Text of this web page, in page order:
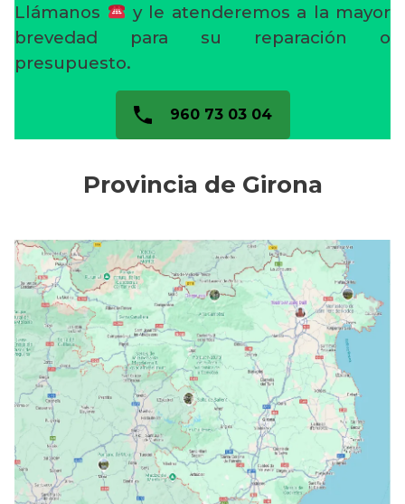
Llámanos
y le atenderemos a la mayor
brevedad para su reparación o
presupuesto.
960 73 03 04
Provincia de Girona